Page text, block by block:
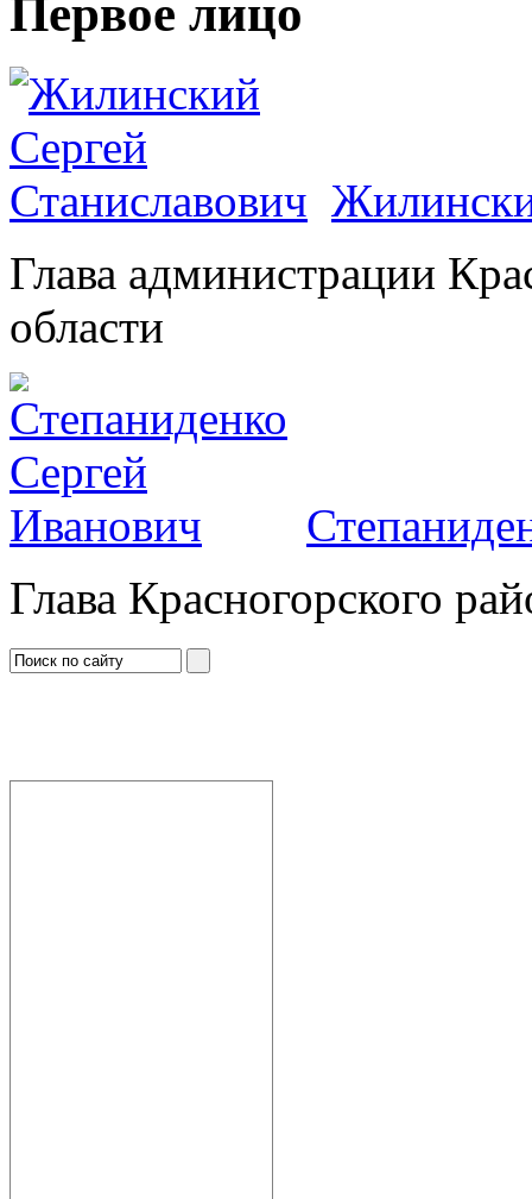
Первое лицо
Глава администрации
области
Глава Красногорского